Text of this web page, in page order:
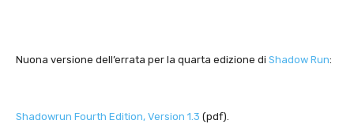
Nuona versione dell’errata per la quarta edizione di Shadow Run:
Shadowrun Fourth Edition, Version 1.3 (pdf).